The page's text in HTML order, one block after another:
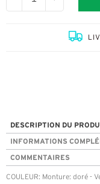
DESCRIPTION DU
INFORMATIONS
COMMENTAIRES
COULEUR: Monture: doré -